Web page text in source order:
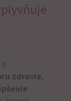
a
zdravia,